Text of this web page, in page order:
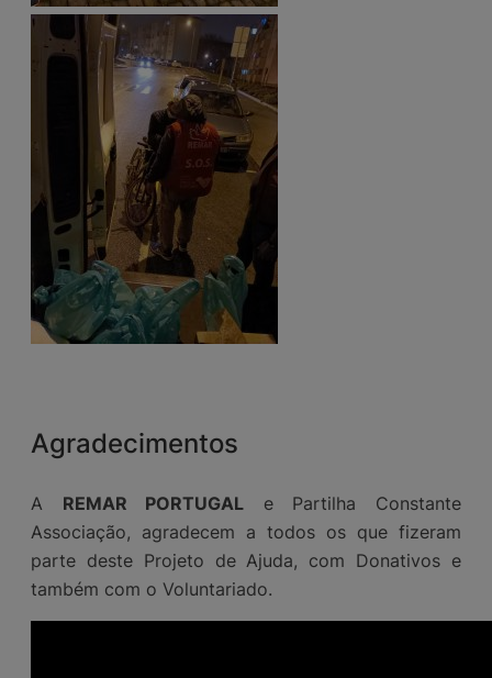
Agradecimentos
A REMAR PORTUGAL e Partilha Constante
Associação, agradecem a todos os que fizeram
parte deste Projeto de Ajuda, com Donativos e
também com o Voluntariado.